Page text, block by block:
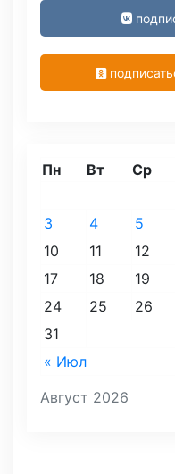
Август 2026
Пн Вт Ср
« Июл
3
4 5
10
11 12
17
18 19
24
25 26
31